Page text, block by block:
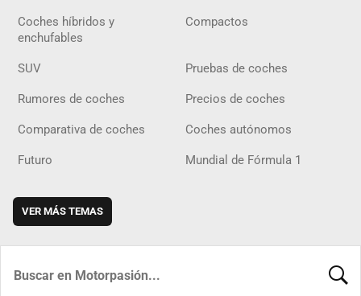
Coches híbridos y
enchufables
Compactos
SUV Pruebas de coches
Rumores de coches Precios de coches
Comparativa de coches Coches autónomos
Futuro Mundial de Fórmula 1
VER MÁS TEMAS